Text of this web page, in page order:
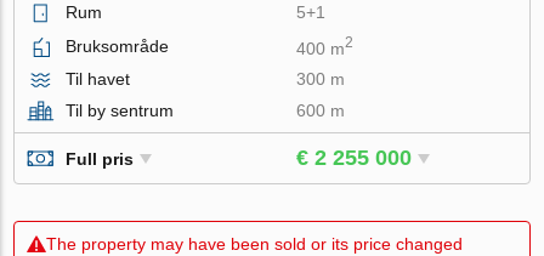
Rum
5+1
Bruksområde
400 m2
Til havet
300 m
Til by sentrum
600 m
Full pris € 2 255 000
The property may have been sold or its price changed